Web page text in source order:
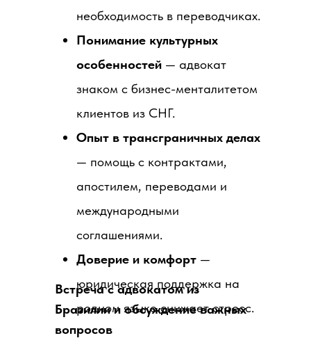
необходимость в переводчиках.
Понимание культурных
особенностей — адвокат
знаком с бизнес-менталитетом
клиентов из СНГ.
Опыт в трансграничных делах
— помощь с контрактами,
апостилем, переводами и
международными
соглашениями.
Доверие и комфорт —
юридическая поддержка на
родном языке снижает стресс.
Встреча с адвокатом из
Бразилии и обсуждение важных
вопросов